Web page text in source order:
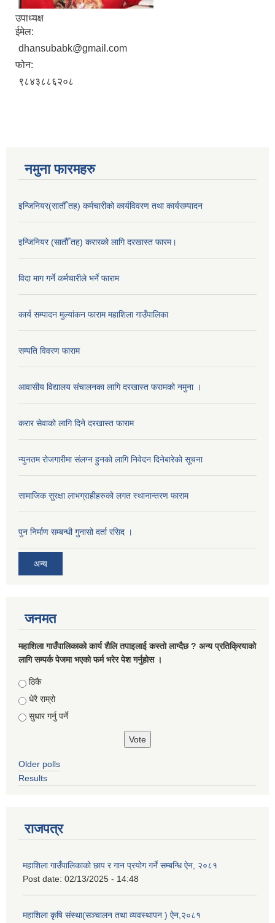
उपाध्यक्ष
ईमेल:
dhansubabk@gmail.com
फोन:
९८४३८८६२०८
नमुना फारमहरु
इन्जिनियर(सातौँ तह) कर्मचारीको कार्यविवरण तथा कार्यसम्पादन
इन्जिनियर (सातौँ तह) करारको लागि दरखास्त फारम।
विदा माग गर्ने कर्मचारीले भर्ने फाराम
कार्य सम्पादन मुल्यांकन फाराम महाशिला गाउँपालिका
सम्पति विवरण फाराम
आवासीय विद्यालय संचालनका लागि दरखास्त फरामको नमुना ।
करार सेवाको लागि दिने दरखास्त फाराम
न्युनतम रोजगारीमा संलग्न हुनको लागि निवेदन दिनेबारेको सूचना
सामाजिक सुरक्षा लाभग्राहीहरुको लगत स्थानान्तरण फाराम
पुन निर्माण सम्बन्धी गुनासो दर्ता रसिद ।
अन्य
जनमत
महाशिला गाउँपालिकाको कार्य शैलि तपाइलाई कस्तो लाग्दैछ ? अन्य प्रतिक्रियाको
लागि सम्पर्क पेजमा भएको फर्म भरेर पेश गर्नुहोस ।
Choices
ठिकै
धेरै राम्रो
सुधार गर्नु पर्ने
Older polls
Results
राजपत्र
महाशिला गाउँपालिकाको छाप र गान प्रयोग गर्ने सम्बन्धि ऐन, २०८१
Post date: 02/13/2025 - 14:48
महाशिला कृषि संस्था(सञ्चालन तथा व्यवस्थापन ) ऐन,२०८१